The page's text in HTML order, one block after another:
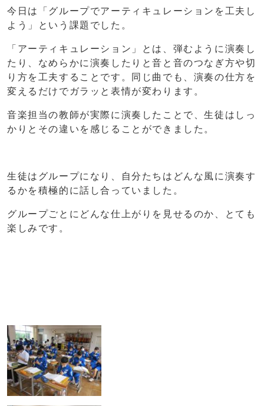
今日は「グループでアーティキュレーションを工夫し
よう」という課題でした。
「アーティキュレーション」とは、弾むように演奏し
たり、なめらかに演奏したりと音と音のつなぎ方や切
り方を工夫することです。同じ曲でも、演奏の仕方を
変えるだけでガラッと表情が変わります。
音楽担当の教師が実際に演奏したことで、生徒はしっ
かりとその違いを感じることができました。
生徒はグループになり、自分たちはどんな風に演奏す
るかを積極的に話し合っていました。
グループごとにどんな仕上がりを見せるのか、とても
楽しみです。